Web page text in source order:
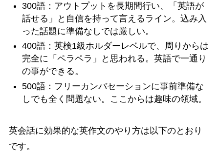
300語：アウトプットを長期間行い、「英語が
話せる」と自信を持って言えるライン。込み入
った話題に準備なしでは厳しい。
400語：英検1級ホルダーレベルで、周りからは
完全に「ペラペラ」と思われる。英語で一通り
の事ができる。
500語：フリーカンバセーションに事前準備な
しでも全く問題ない。ここからは趣味の領域。
英会話に効果的な英作文のやり方は以下のとおり
です。